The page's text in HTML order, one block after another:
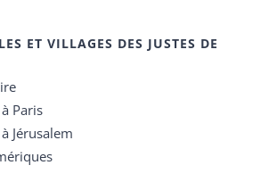
ET VILLAGES DES JUSTES DE
Paris
Jérusalem